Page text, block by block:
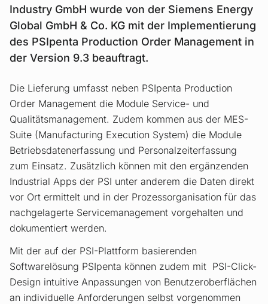
Industry GmbH wurde von der Siemens Energy
Global GmbH & Co. KG mit der Implementierung
des PSIpenta Production Order Management in
der Version 9.3 beauftragt.
Die Lieferung umfasst neben PSIpenta Production
Order Management die Module Service- und
Qualitätsmanagement. Zudem kommen aus der MES-
Suite (Manufacturing Execution System) die Module
Betriebsdatenerfassung und Personalzeiterfassung
zum Einsatz. Zusätzlich können mit den ergänzenden
Industrial Apps der PSI unter anderem die Daten direkt
vor Ort ermittelt und in der Prozessorganisation für das
nachgelagerte Servicemanagement vorgehalten und
dokumentiert werden.
Mit der auf der PSI-Plattform basierenden
Softwarelösung PSIpenta können zudem mit PSI-Click-
Design intuitive Anpassungen von Benutzeroberflächen
an individuelle Anforderungen selbst vorgenommen